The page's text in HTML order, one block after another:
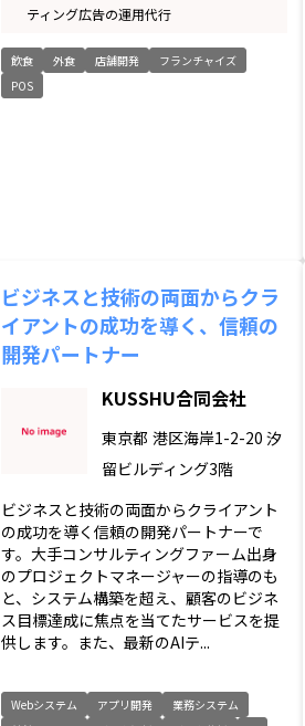
ティング広告の運用代行
飲食 外食 店舗開発
フランチャイズ
POS
ビジネスと技術の両面からクラ
イアントの成功を導く、信頼の
開発パートナー
KUSSHU合同会社
東京都 港区海岸1-2-20 汐
留ビルディング3階
ビジネスと技術の両面からクライアント
の成功を導く信頼の開発パートナーで
す。大手コンサルティングファーム出身
のプロジェクトマネージャーの指導のも
と、システム構築を超え、顧客のビジネ
ス目標達成に焦点を当てたサービスを提
供します。また、最新のAIテ...
Webシステム アプリ開発
業務システム